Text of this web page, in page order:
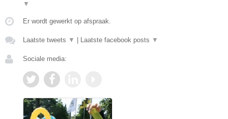
▼
Er wordt gewerkt op afspraak.
Laatste tweets ▼ Laatste facebook posts ▼
Sociale media: